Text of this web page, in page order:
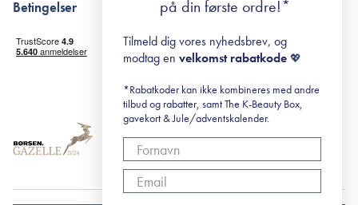
Black Friday
Betingelser
Levering og returnering
Handelsbetingelser
Abonnementsbetingelser
på din første ordre!*
Tilmeld dig vores nyhedsbrev, og
modtag en velkomst rabatkode 💖
*Rabatkoder kan ikke kombineres med andre
tilbud og rabatter, samt The K-Beauty Box,
gavekort & Jule/adventskalender.